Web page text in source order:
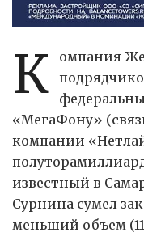
К
омпания
«МегаФону»
компании
известный в
Сурнина сумел
меньший объем